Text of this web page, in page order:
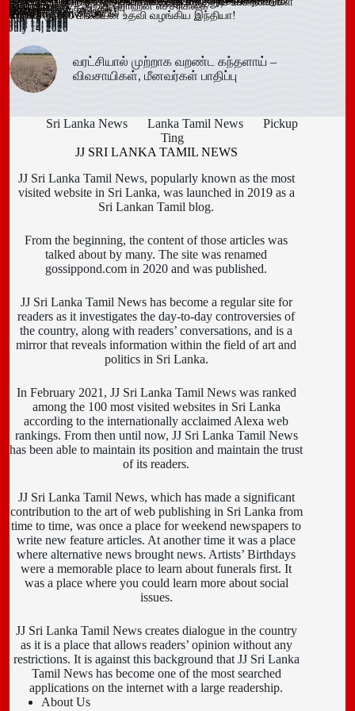
டெங்கு உறுதி
July 16, 2026
விளம்பரங்கள் – அஜித் ரொஹன எச்சரிக்கை
July 15, 2026
முறியடிப்பு
July 15, 2026
இடைக்காலத் தடை நீடிப்பு
July 15, 2026
July 15, 2026
ஆரம்பம்!
July 15, 2026
அமைச்சரவை ஒப்புதல்
July 15, 2026
கைது!
July 15, 2026
கடமையேற்பு!
July 15, 2026
July 15, 2026
தாக்கிய மூவர் சிறையில்
July 14, 2026
விழா!
July 14, 2026
வழங்க ரூ.600 மில்லியன் உதவி வழங்கிய இந்தியா!
July 14, 2026
Trending now
வரட்சியால் முற்றாக வறண்ட கந்தளாய் –
விவசாயிகள், மீனவர்கள் பாதிப்பு
Sri Lanka News Lanka Tamil News
Pickup
Ting
JJ SRI LANKA TAMIL NEWS
JJ Sri Lanka Tamil News, popularly known as the most
visited website in Sri Lanka, was launched in 2019 as a
Sri Lankan Tamil blog.
From the beginning, the content of those articles was
talked about by many. The site was renamed
gossippond.com in 2020 and was published.
JJ Sri Lanka Tamil News has become a regular site for
readers as it investigates the day-to-day controversies of
the country, along with readers’ conversations, and is a
mirror that reveals information within the field of art and
politics in Sri Lanka.
In February 2021, JJ Sri Lanka Tamil News was ranked
among the 100 most visited websites in Sri Lanka
according to the internationally acclaimed Alexa web
rankings. From then until now, JJ Sri Lanka Tamil News
has been able to maintain its position and maintain the trust
of its readers.
JJ Sri Lanka Tamil News, which has made a significant
contribution to the art of web publishing in Sri Lanka from
time to time, was once a place for weekend newspapers to
write new feature articles. At another time it was a place
where alternative news brought news. Artists’ Birthdays
were a memorable place to learn about funerals first. It
was a place where you could learn more about social
issues.
JJ Sri Lanka Tamil News creates dialogue in the country
as it is a place that allows readers’ opinion without any
restrictions. It is against this background that JJ Sri Lanka
Tamil News has become one of the most searched
applications on the internet with a large readership.
About Us